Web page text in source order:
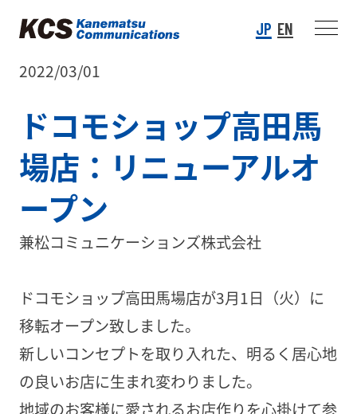
JP EN
2022/03/01
ドコモショップ高田馬
場店：リニューアルオ
ープン
兼松コミュニケーションズ株式会社
ドコモショップ高田馬場店が3月1日（火）に
移転オープン致しました。
新しいコンセプトを取り入れた、明るく居心地
の良いお店に生まれ変わりました。
地域のお客様に愛されるお店作りを心掛けて参